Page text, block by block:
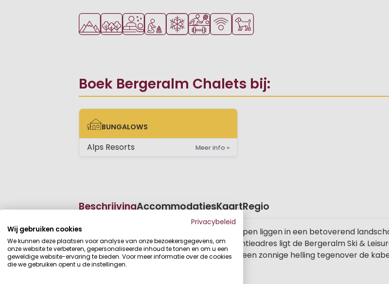
Ligt in de heuvels/bergen
Ligt in een bosrijke omgeving
Wellnessfaciliteiten
Aanbevolen voor jonge kinderen
Wintervakantie
Veel mogelijkheden om te sporten
WiFi beschikbaar
Huisdieren toegestaan
Boek Bergeralm Chalets bij:
BUNGALOWS
BUNGALOWS
Alps Resorts Meer info »
BeschrijvingAccommodatiesKaartRegio
Beschrijving
De Bergeralm Chalets in de Oostenrijkse Alpen liggen in een betoverend
met het hele gezin. Direct naast jouw vakantieadres ligt de Bergeralm Ski &
en oud. De vakantiewoningen liggen tegen een zonnige helling tegenover de
personen en hebben allemaal een sauna.
Privacybeleid
Wij gebruiken cookies
We kunnen deze plaatsen voor analyse van onze bezoekersgegevens, om
onze website te verbeteren, gepersonaliseerde inhoud te tonen en om u een
geweldige website-ervaring te bieden. Voor meer informatie over de cookies
die we gebruiken opent u de instellingen.